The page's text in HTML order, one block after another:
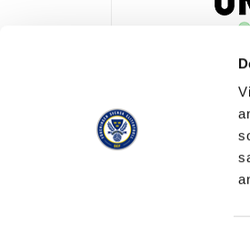
HUVUDPARTNER OCH